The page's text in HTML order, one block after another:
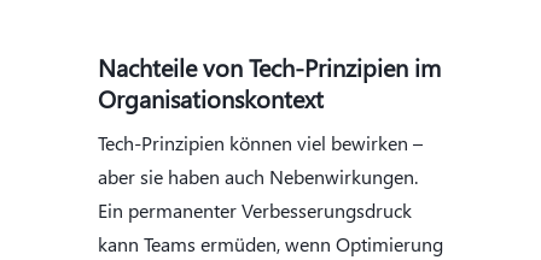
Nachteile von Tech-Prinzipien im
Organisationskontext
Tech-Prinzipien können viel bewirken –
aber sie haben auch Nebenwirkungen.
Ein permanenter Verbesserungsdruck
kann Teams ermüden, wenn Optimierung